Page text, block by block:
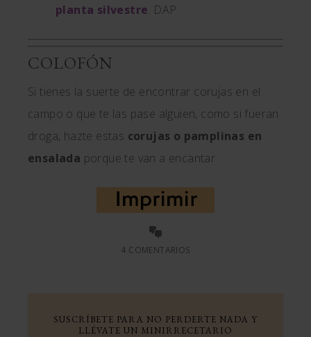
planta silvestre. DAP
COLOFÓN
Si tienes la suerte de encontrar corujas en el
campo o que te las pase alguien, como si fueran
droga, hazte estas corujas o pamplinas en
ensalada porque te van a encantar.
4 COMENTARIOS
SUSCRÍBETE PARA NO PERDERTE NADA Y
LLÉVATE UN MINIRRECETARIO